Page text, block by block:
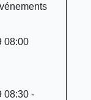
08:00
08:30 -